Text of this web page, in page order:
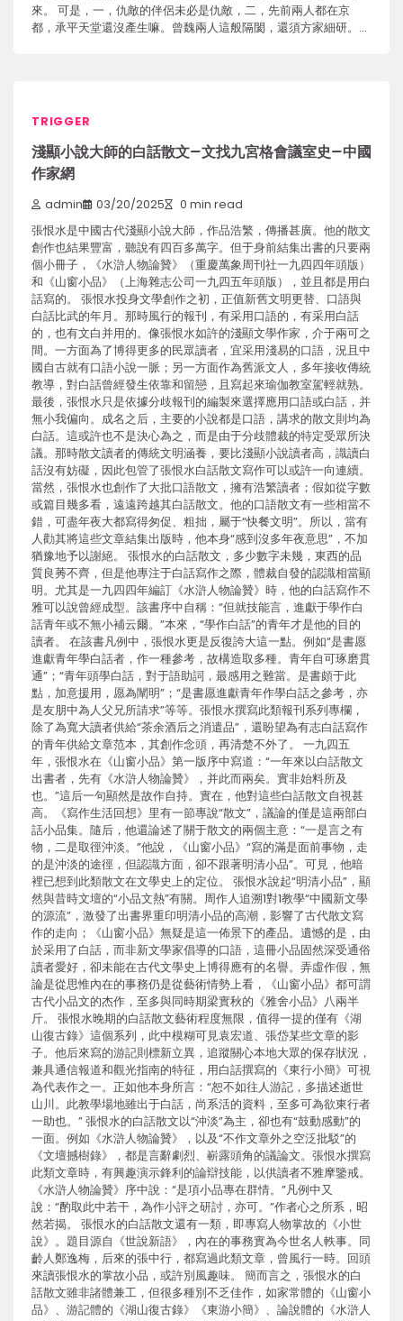
來。 可是，一，仇敵的伴侶未必是仇敵，二，先前兩人都在京
都，承平天堂還沒產生嘛。曾魏兩人這般隔閡，還須方家細研。…
TRIGGER
淺顯小說大師的白話散文–文找九宮格會議室史–中國
作家網
admin 03/20/2025 0 min read
張恨水是中國古代淺顯小說大師，作品浩繁，傳播甚廣。他的散文
創作也結果豐富，聽說有四百多萬字。但于身前結集出書的只要兩
個小冊子，《水滸人物論贊》（重慶萬象周刊社一九四四年頭版）
和《山窗小品》（上海雜志公司一九四五年頭版），並且都是用白
話寫的。 張恨水投身文學創作之初，正值新舊文明更替、口語與
白話比武的年月。那時風行的報刊，有采用口語的，有采用白話
的，也有文白并用的。像張恨水如許的淺顯文學作家，介于兩可之
間。一方面為了博得更多的民眾讀者，宜采用淺易的口語，況且中
國自古就有口語小說一脈；另一方面作為舊派文人，多年接收傳統
教導，對白話曾經發生依靠和留戀，且寫起來瑜伽教室駕輕就熟。
最後，張恨水只是依據分歧報刊的編製來選擇應用口語或白話，并
無小我偏向。成名之后，主要的小說都是口語，講求的散文則均為
白話。這或許也不是決心為之，而是由于分歧體裁的特定受眾所決
議。那時散文讀者的傳統文明涵養，要比淺顯小說讀者高，識讀白
話沒有妨礙，因此包管了張恨水白話散文寫作可以或許一向連續。
當然，張恨水也創作了大批口語散文，擁有浩繁讀者；假如從字數
或篇目幾多看，遠遠跨越其白話散文。他的口語散文有一些相當不
錯，可盡年夜大都寫得匆促、粗拙，屬于“快餐文明”。所以，當有
人勸其將這些文章結集出版時，他本身“感到沒多年夜意思”，不加
猶豫地予以謝絕。 張恨水的白話散文，多少數字未幾，東西的品
質良莠不齊，但是他專注于白話寫作之際，體裁自發的認識相當顯
明。尤其是一九四四年編訂《水滸人物論贊》時，他的白話寫作不
雅可以說曾經成型。該書序中自稱：“但就技能言，進獻于學作白
話青年或不無小補云爾。”本來，“學作白話”的青年才是他的目的
讀者。 在該書凡例中，張恨水更是反復誇大這一點。例如“是書愿
進獻青年學白話者，作一種參考，故構造取多種。青年自可琢磨貫
通”；“青年頭學白話，對于語助詞，最感用之難當。是書頗于此
點，加意援用，愿為闡明”；“是書愿進獻青年作學白話之參考，亦
是友朋中為人父兄所請求”等等。張恨水撰寫此類報刊系列專欄，
除了為寬大讀者供給“茶余酒后之消遣品”，還盼望為有志白話寫作
的青年供給文章范本，其創作念頭，再清楚不外了。 一九四五
年，張恨水在《山窗小品》第一版序中寫道：“一年來以白話散文
出書者，先有《水滸人物論贊》，并此而兩矣。實非始料所及
也。”這后一句顯然是故作自持。實在，他對這些白話散文自視甚
高。《寫作生活回想》里有一節專說“散文”，議論的僅是這兩部白
話小品集。隨后，他還論述了關于散文的兩個主意：“一是言之有
物，二是取徑沖淡。”他說，《山窗小品》“寫的滿是面前事物，走
的是沖淡的途徑，但認識方面，卻不跟著明清小品”。可見，他暗
裡已想到此類散文在文學史上的定位。 張恨水說起“明清小品”，顯
然與昔時文壇的“小品文熱”有關。周作人追溯1對1教學“中國新文學
的源流”，激發了出書界重印明清小品的高潮，影響了古代散文寫
作的走向；《山窗小品》無疑是這一佈景下的產品。遺憾的是，由
於采用了白話，而非新文學家倡導的口語，這冊小品固然深受通俗
讀者愛好，卻未能在古代文學史上博得應有的名譽。弄虛作假，無
論是從思惟內在的事務仍是從藝術情勢上看，《山窗小品》都可謂
古代小品文的杰作，至多與同時期梁實秋的《雅舍小品》八兩半
斤。 張恨水晚期的白話散文藝術程度無限，值得一提的僅有《湖
山復古錄》這個系列，此中模糊可見袁宏道、張岱某些文章的影
子。他后來寫的游記則標新立異，追蹤關心本地大眾的保存狀況，
兼具通信報道和觀光指南的特征，用白話撰寫的《東行小簡》可視
為代表作之一。正如他本身所言：“恕不如往人游記，多描述逝世
山川。此教學場地雖出于白話，尚系活的資料，至多可為欲東行者
一助也。” 張恨水的白話散文以“沖淡”為主，卻也有“鼓動感動”的
一面。例如《水滸人物論贊》，以及“不作文章外之空泛批駁”的
《文壇撼樹錄》，都是言辭劇烈、嶄露頭角的議論文。張恨水撰寫
此類文章時，有興趣演示鋒利的論辯技能，以供讀者不雅摩鑒戒。
《水滸人物論贊》序中說：“是項小品專在群情。”凡例中又
說：“酌取此中若干，為作小評之研討，亦可。”作者心之所系，昭
然若揭。 張恨水的白話散文還有一類，即專寫人物掌故的《小世
說》。題目源自《世說新語》，內在的事務實為今世名人軼事。同
齡人鄭逸梅，后來的張中行，都寫過此類文章，曾風行一時。回頭
來讀張恨水的掌故小品，或許別風趣味。 簡而言之，張恨水的白
話散文雖非諸體兼工，但很多種別不乏佳作，如家常體的《山窗小
品》、游記體的《湖山復古錄》《東游小簡》、論說體的《水滸人